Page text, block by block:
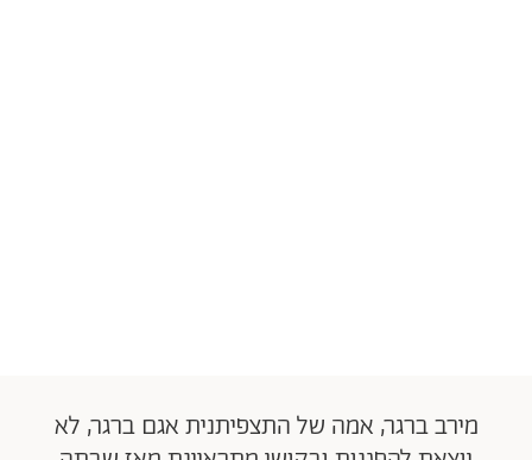
מירב ברגר, אמה של התצפיתנית אגם ברגר, לא